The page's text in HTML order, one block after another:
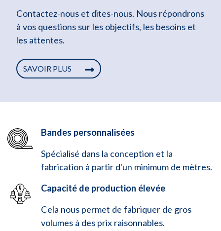
Contactez-nous et dites-nous. Nous répondrons
à vos questions sur les objectifs, les besoins et
les attentes.
SAVOIR PLUS
Bandes personnalisées
Spécialisé dans la conception et la
fabrication à partir d'un minimum de mètres.
Capacité de production élevée
Cela nous permet de fabriquer de gros
volumes à des prix raisonnables.